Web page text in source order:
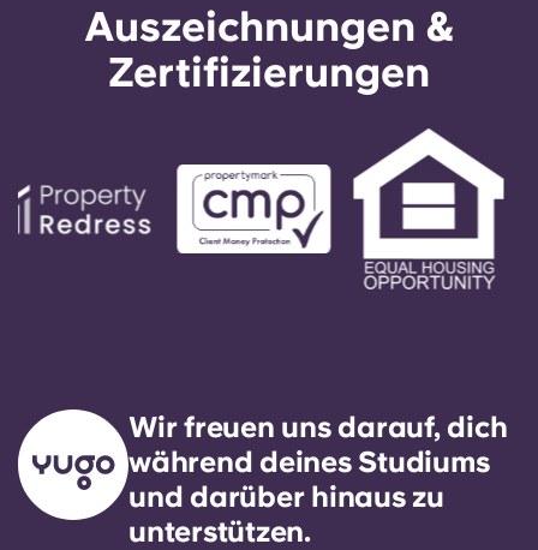
Auszeichnungen &
Zertifizierungen
Wir freuen uns darauf, dich
während deines Studiums
und darüber hinaus zu
unterstützen.